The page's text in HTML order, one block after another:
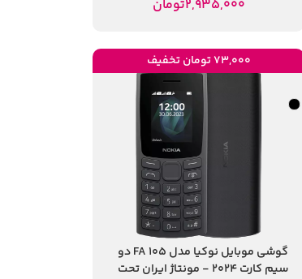
2,935,000تومان
گوشی موبایل نوکیا مدل FA 105 دو
سیم‌ کارت 2024 - مونتاژ ایران تحت
73,000 تومان تخفیف